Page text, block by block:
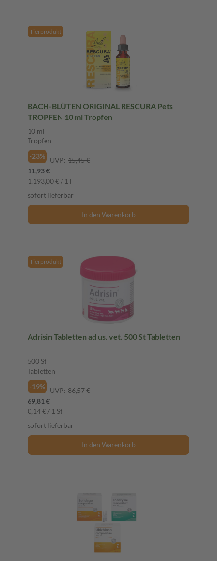
Tierprodukt
BACH-BLÜTEN ORIGINAL RESCURA Pets
TROPFEN 10 ml Tropfen
10 ml
Tropfen
-23%
UVP: 15,45 €
11,93 €
1.193,00 € / 1 l
sofort lieferbar
In den Warenkorb
Tierprodukt
Adrisin Tabletten ad us. vet. 500 St Tabletten
500 St
Tabletten
-19%
UVP: 86,57 €
69,81 €
0,14 € / 1 St
sofort lieferbar
In den Warenkorb